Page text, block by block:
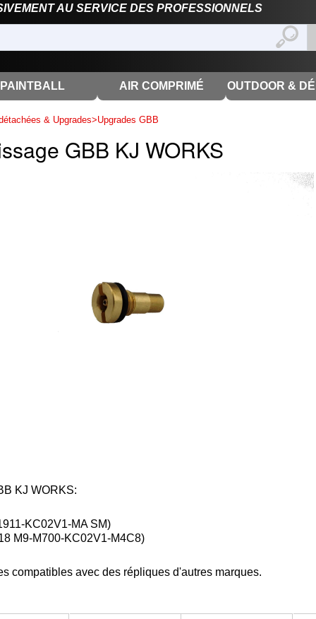
AU SERVICE DES PROFESSIONNELS
PAINTBALL AIR COMPRIMÉ OUTDOOR &
& Upgrades>Upgrades GBB
GBB KJ WORKS
KJ WORKS:
KC02V1-MA SM)
M9-M700-KC02V1-M4C8)
compatibles avec des répliques d'autres marques.